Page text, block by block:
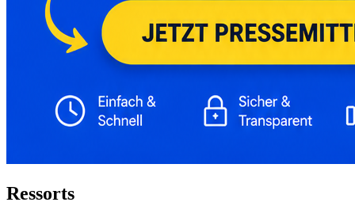
Ressorts